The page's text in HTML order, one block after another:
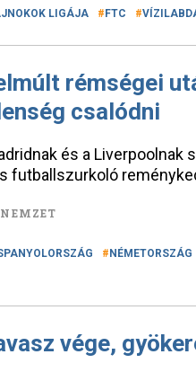
LIGÁJA FTC
rémségei
csalódni
és a
futballszurkoló
NÉMETORSZÁG
vége,